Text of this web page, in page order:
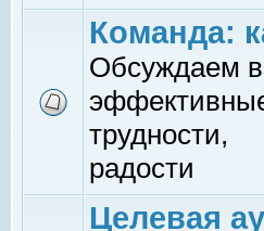
Команда:
Обсуждаем
трудности,
радости
Целевая